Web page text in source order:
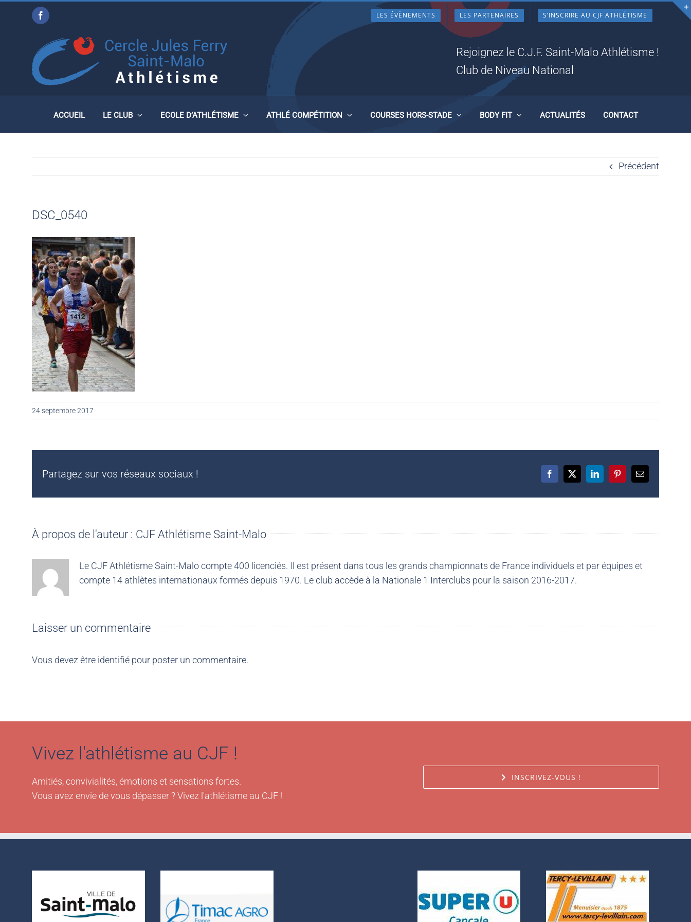
Facebook LES ÉVÈNEMENTS LES PARTENAIRES S’INSCRIRE AU CJF ATHLÉTISME
Rejoignez le C.J.F. Saint-Malo Athlétisme !
Club de Niveau National
ACCUEIL LE CLUB ECOLE D’ATHLÉTISME ATHLÉ COMPÉTITION COURSES HORS-STADE BODY FIT ACTUALITÉS CONTACT
DSC_0540
Précédent
DSC_0540
24 septembre 2017
Partagez sur vos réseaux sociaux ! Facebook
X LinkedInPinterestEmail
À propos de l'auteur : CJF Athlétisme Saint-Malo
Le CJF Athlétisme Saint-Malo compte 400 licenciés. Il est présent dans tous les grands championnats de France individuels et par équipes et
compte 14 athlètes internationaux formés depuis 1970. Le club accède à la Nationale 1 Interclubs pour la saison 2016-2017.
Laisser un commentaire
Vous devez être identifié pour poster un commentaire.
Vivez l'athlétisme au CJF !
Amitiés, convivialités, émotions et sensations fortes.
Vous avez envie de vous dépasser ? Vivez l'athlétisme au CJF !
INSCRIVEZ-VOUS !